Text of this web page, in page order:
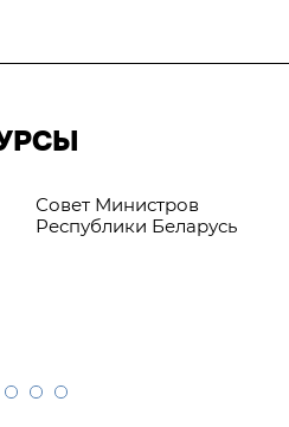
Совет Министров
Республики Беларусь